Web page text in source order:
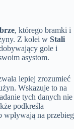
, którego bramki i
Z kolei w Stali
gole i
asystom.
lepiej zrozumieć
Wskazuje to na
tych danych nie
podkreśla
na przebieg